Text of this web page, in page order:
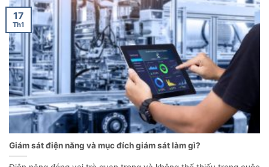
Giám sát điện năng và mục đích giám sát làm gì?
17
Th1